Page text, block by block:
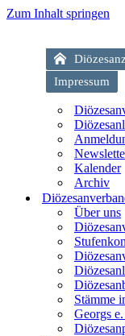
Zum Inhalt springen
Impressum
Kalender
Archiv
Über uns
Stämme
Georgs